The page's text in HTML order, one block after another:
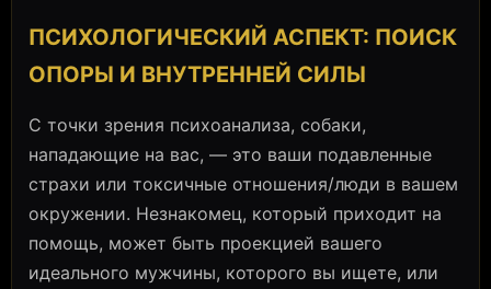
ПСИХОЛОГИЧЕСКИЙ АСПЕКТ: ПОИСК
ОПОРЫ И ВНУТРЕННЕЙ СИЛЫ
С точки зрения психоанализа, собаки,
нападающие на вас, — это ваши подавленные
страхи или токсичные отношения/люди в вашем
окружении. Незнакомец, который приходит на
помощь, может быть проекцией вашего
идеального мужчины, которого вы ищете, или